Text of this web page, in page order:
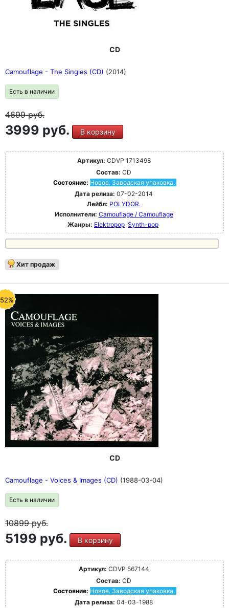
CD
Camouflage - The Singles (CD) (2014)
Есть в наличии
4699руб.
3999 руб. В корзину
Артикул: CDVP 1713498
Состав: CD
Состояние: Новое. Заводская упаковка.
Дата релиза: 07-02-2014
Лейбл: POLYDOR.
Исполнители: Camouflage / Camouflage
Жанры: Elektropop Synth-pop
Хит продаж
CD
Camouflage - Voices & Images (CD) (1988-03-04)
Есть в наличии
10899руб.
5199 руб. В корзину
Артикул: CDVP 567144
Состав: CD
Состояние: Новое. Заводская упаковка.
Дата релиза: 04-03-1988